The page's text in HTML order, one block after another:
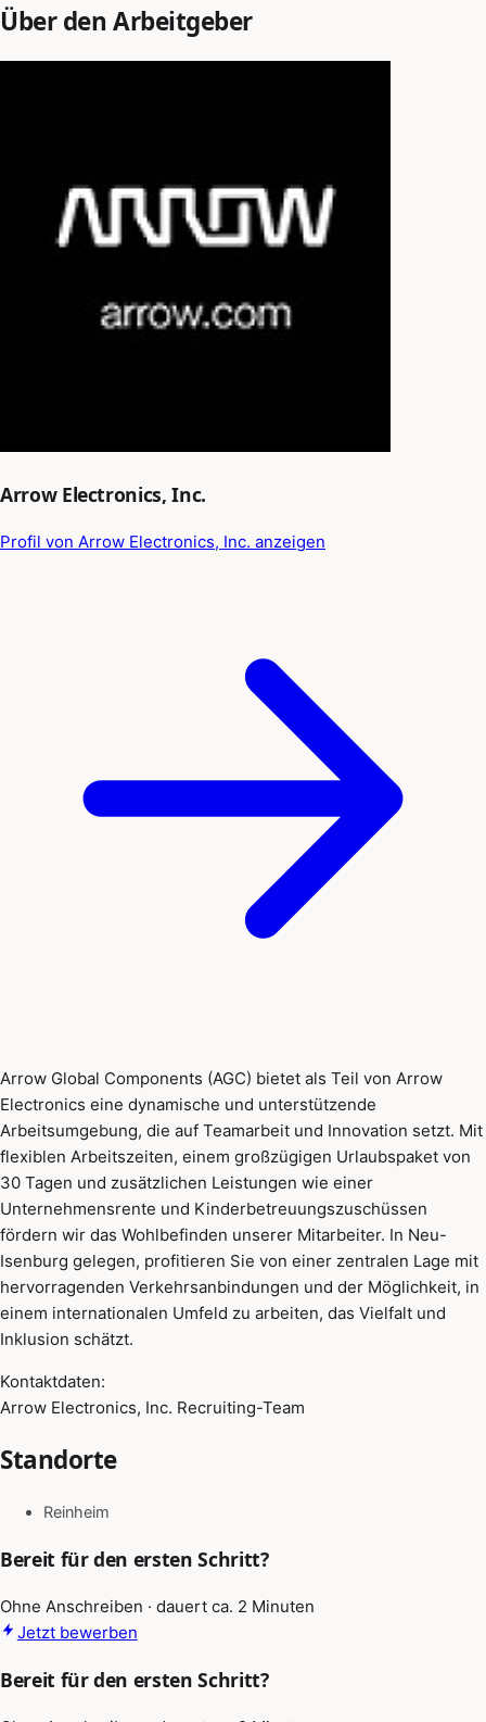
Über den Arbeitgeber
Arrow Electronics, Inc.
Profil von Arrow Electronics, Inc. anzeigen
Arrow Global Components (AGC) bietet als Teil von Arrow
Electronics eine dynamische und unterstützende
Arbeitsumgebung, die auf Teamarbeit und Innovation setzt. Mit
flexiblen Arbeitszeiten, einem großzügigen Urlaubspaket von
30 Tagen und zusätzlichen Leistungen wie einer
Unternehmensrente und Kinderbetreuungszuschüssen
fördern wir das Wohlbefinden unserer Mitarbeiter. In Neu-
Isenburg gelegen, profitieren Sie von einer zentralen Lage mit
hervorragenden Verkehrsanbindungen und der Möglichkeit, in
einem internationalen Umfeld zu arbeiten, das Vielfalt und
Inklusion schätzt.
Kontaktdaten:
Arrow Electronics, Inc. Recruiting-Team
Standorte
Reinheim
Bereit für den ersten Schritt?
Ohne Anschreiben · dauert ca. 2 Minuten
Jetzt bewerben
Bereit für den ersten Schritt?